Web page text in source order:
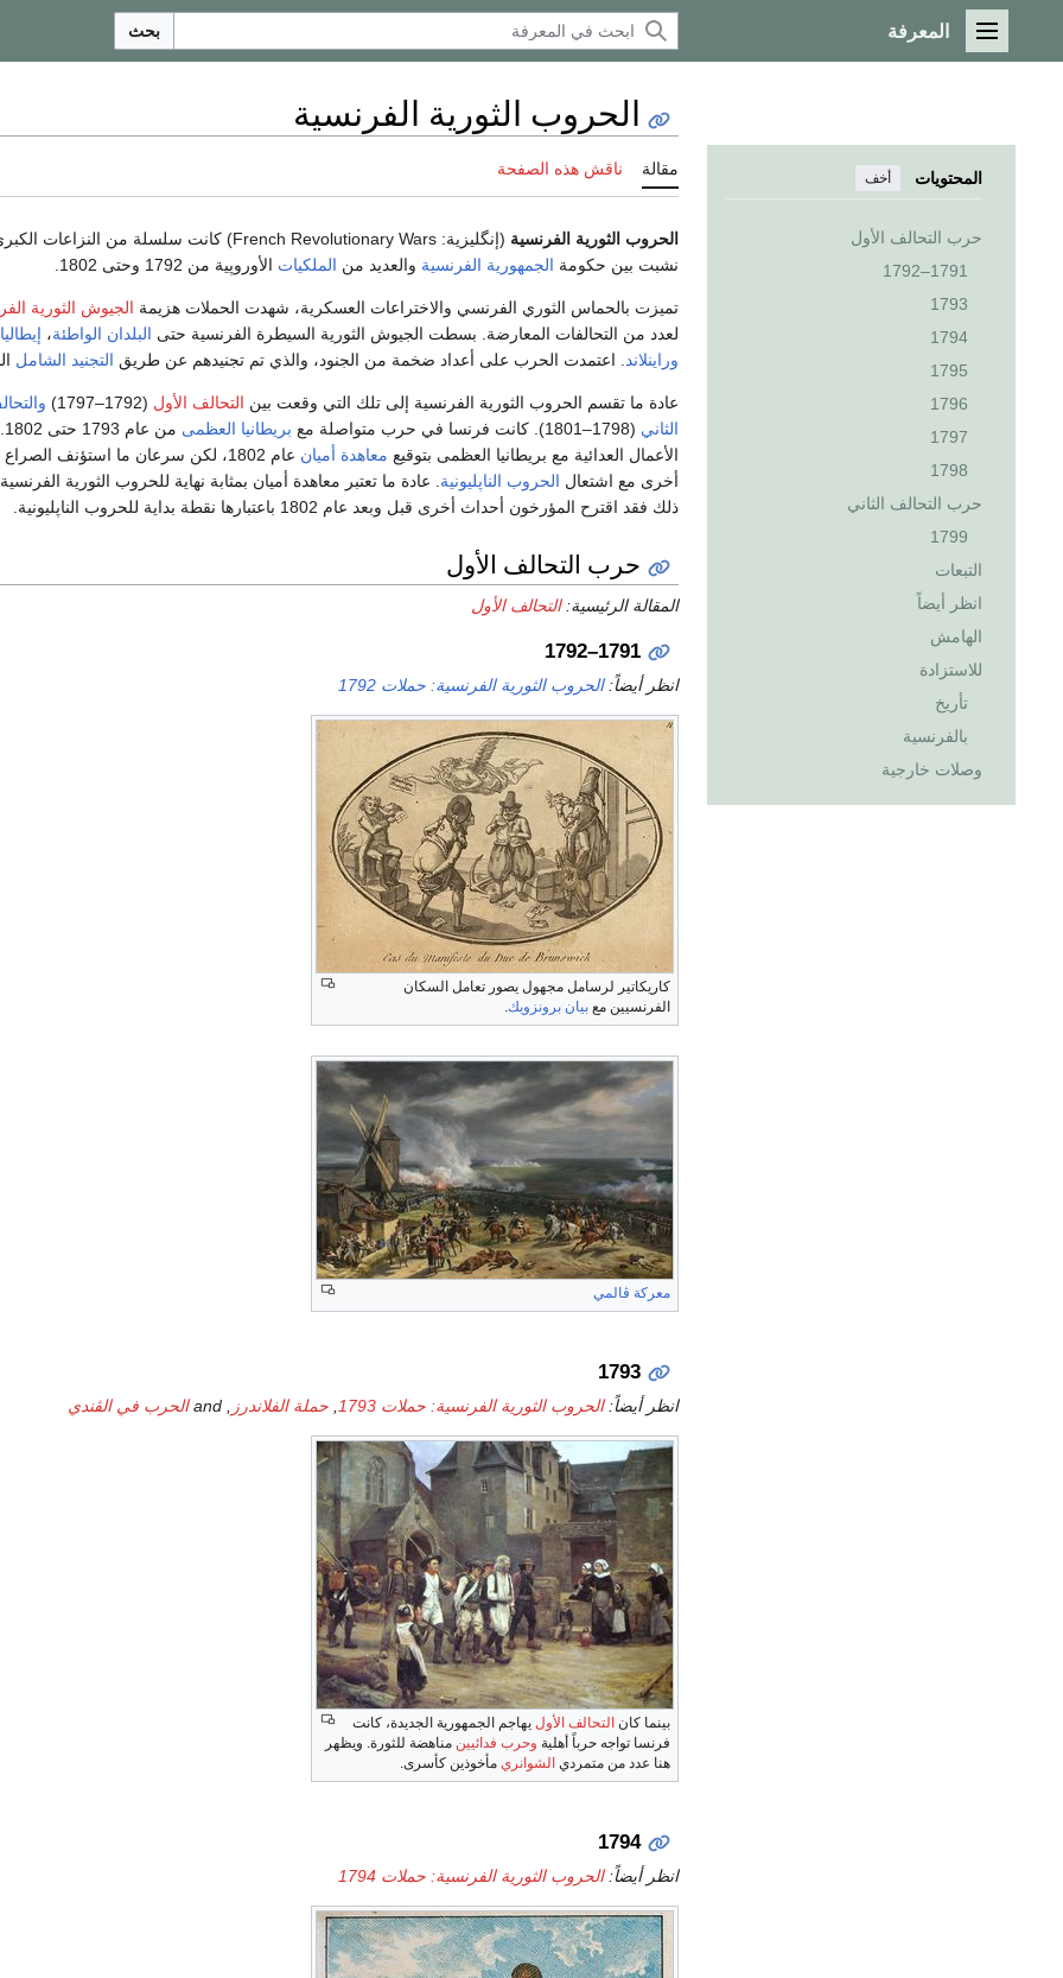
القائمة الرئيسية
المعرفة بحث
المحتويات أخف
حرب التحالف الأول
1791–1792
1793
1794
1795
1796
1797
1798
حرب التحالف الثاني
1799
التبعات
انظر أيضاً
الهامش
للاستزادة
تأريخ
بالفرنسية
وصلات خارجية
الحروب الثورية الفرنسية
مقالة ناقش هذه الصفحة
الحروب الثورية الفرنسية (إنگليزية: French Revolutionary Wars) كانت سلسلة من النزاعات
نشبت بين حكومة الجمهورية الفرنسية والعديد من الملكيات الأوروپية من 1792 وحتى 1802.
تميزت بالحماس الثوري الفرنسي والاختراعات العسكرية، شهدت الحملات هزيمة الجيوش الثورية
لعدد من التحالفات المعارضة. بسطت الجيوش الثورية السيطرة الفرنسية حتى البلدان الواطئة، إيطاليا
وراينلاند
. اعتمدت الحرب على أعداد ضخمة من الجنود، والذي تم تجنيدهم عن طريق التجنيد الشامل
عادة ما تقسم الحروب الثورية الفرنسية إلى تلك التي وقعت بين التحالف الأول (1792–1797)
الثاني (1798–1801). كانت فرنسا في حرب متواصلة مع بريطانيا العظمى
الأعمال العدائية مع بريطانيا العظمى بتوقيع معاهدة أميان
عام 1802، لكن سرعان ما استؤنف
أخرى مع اشتعال الحروب الناپليونية . عادة ما تعتبر معاهدة أميان بمثابة نهاية للحروب الثورية
ذلك فقد اقترح المؤرخون أحداث أخرى قبل وبعد عام 1802 باعتبارها نقطة بداية للحروب الناپليونية.
حرب التحالف الأول
المقالة الرئيسية:التحالف الأول
1791–1792
انظر أيضاً:الحروب الثورية الفرنسية: حملات 1792
كاريكاتير لرسامل مجهول يصور تعامل السكان
الفرنسيين مع بيان برونزويك.
معركة ڤالمي
1793
انظر أيضاً:الحروب الثورية الفرنسية: حملات 1793 , حملة الفلاندرز , and الحرب في الڤندي
بينما كان التحالف الأول يهاجم الجمهورية الجديدة، كانت
فرنسا تواجه حرباً أهلية وحرب فدائيين مناهضة للثورة. ويظهر
هنا عدد من متمردي الشوانري مأخوذين كأسرى.
1794
انظر أيضاً:الحروب الثورية الفرنسية: حملات 1794